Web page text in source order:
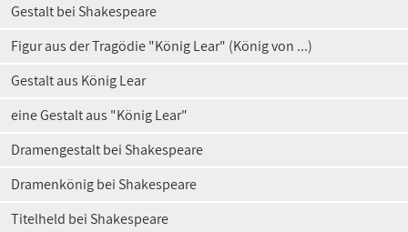
Gestalt bei Shakespeare
Figur aus der Tragödie "König Lear" (König von ...)
Gestalt aus König Lear
eine Gestalt aus "König Lear"
Dramengestalt bei Shakespeare
Dramenkönig bei Shakespeare
Titelheld bei Shakespeare